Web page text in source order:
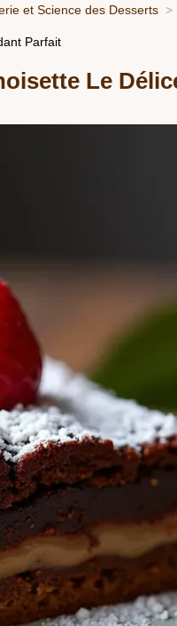
et Science des Desserts
Parfait
Le